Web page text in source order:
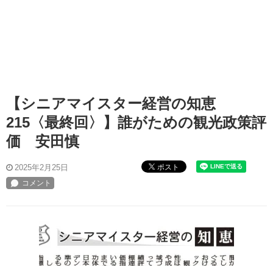
【シニアマイスター経営の知恵
215〈最終回〉】誰がための観光政策評
価 安田慎
2025年2月25日 ポスト